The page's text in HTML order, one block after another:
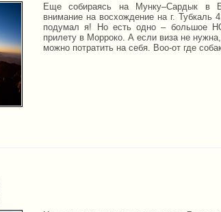
Еще собираясь на Мунку–Сардык в
внимание на восхождение на г. Тубкаль
подумал я! Но есть одно – большое
прилету в Морроко. А если виза не
можно потратить на себя. Воо-от где